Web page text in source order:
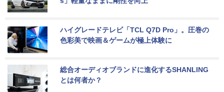
ハイグレードテレビ「TCL Q7D Pro」。圧巻の
色彩美で映画＆ゲームが極上体験に
総合オーディオブランドに進化するSHANLING
とは何者か？